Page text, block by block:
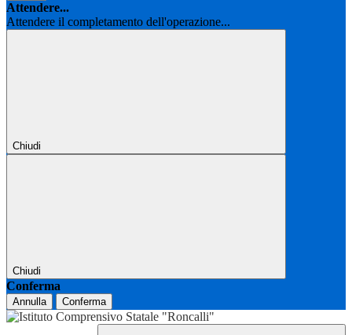
Attendere...
Attendere il completamento dell'operazione...
Chiudi
Chiudi
Conferma
Annulla Conferma